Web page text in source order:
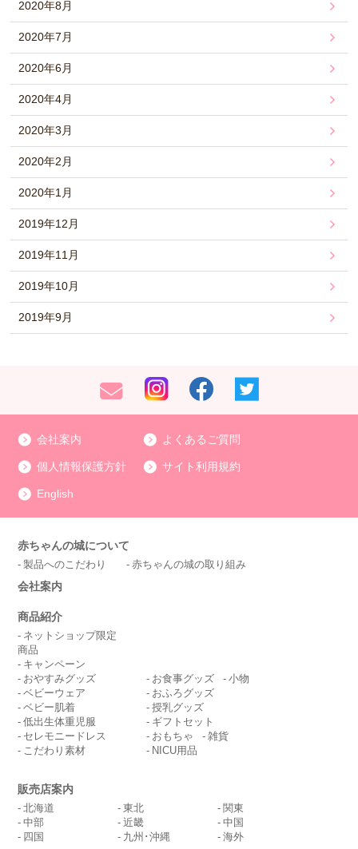
2020年8月
2020年7月
2020年6月
2020年4月
2020年3月
2020年2月
2020年1月
2019年12月
2019年11月
2019年10月
2019年9月
会社案内 よくあるご質問
個人情報保護方針 サイト利用規約
English
赤ちゃんの城について
製品へのこだわり 赤ちゃんの城の取り組み
会社案内
商品紹介
ネットショップ限定
商品
キャンペーン
おやすみグッズ
ベビーウェア
ベビー肌着
低出生体重児服
セレモニードレス
こだわり素材
お食事グッズ
小物
おふろグッズ
授乳グッズ
ギフトセット
おもちゃ
雑貨
NICU用品
販売店案内
北海道 東北
関東
中部
近畿
中国
四国
九州･沖縄 海外